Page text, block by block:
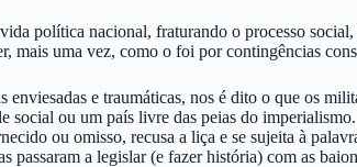
política nacional, fraturando o processo
mais uma vez, como o foi por contingências
enviesadas e traumáticas, nos é dito o que os
social ou um país livre das peias do imperialismo.
ou omisso, recusa a liça e se sujeita à
passaram a legislar (e fazer história) com as